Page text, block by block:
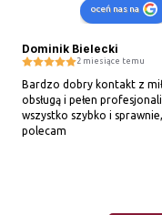
oceń nas na
Dominik Bielecki
2 miesiące temu
Bardzo dobry kontakt z
obsługą i pełen
wszystko szybko i sprawnie,
polecam